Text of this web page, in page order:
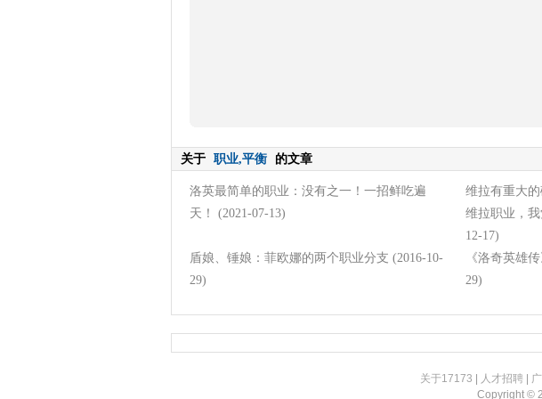
关于 职业,平衡 的文章
洛英最简单的职业：没有之一！一招鲜吃遍
天！
(2021-07-13)
维拉有重大
维拉职业，
12-17)
盾娘、锤娘：菲欧娜的两个职业分支 (2016-10-
29)
《洛奇英雄
29)
关于17173 人才招聘|
Copyright ©